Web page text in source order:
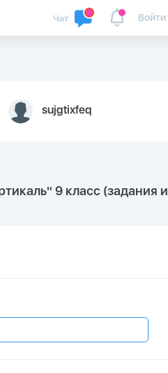
Войти
Чат
sujgtixfeq
9 класс (задания и